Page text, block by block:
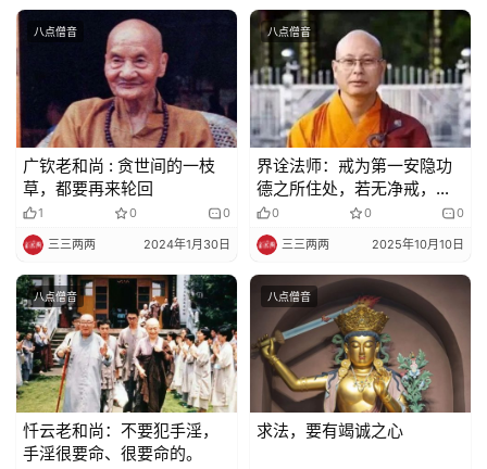
八点僧音
广钦老和尚 : 贪世间的一枝
草，都要再来轮回
1 0 0
三三两两 2024年1月30日
八点僧音
界诠法师：戒为第一安隐功
德之所住处，若无净戒，诸
善功德皆不得生
0 0 0
三三两两 2025年10月10日
八点僧音
忏云老和尚：不要犯手淫，
手淫很要命、很要命的。
八点僧音
求法，要有竭诚之心